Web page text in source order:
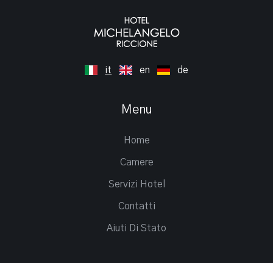
it en de
Menu
Home
Camere
Servizi Hotel
Contatti
Aiuti Di Stato